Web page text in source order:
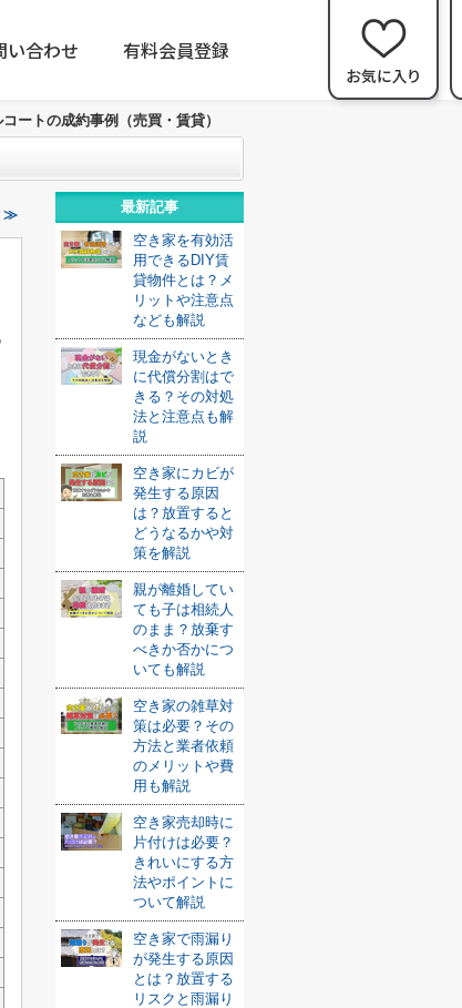
い合わせ 有料会員登録
ートの成約事例（売買・賃貸）
≫
最新記事
空き家を有効活
用できるDIY賃
貸物件とは？メ
リットや注意点
なども解説
現金がないとき
に代償分割はで
きる？その対処
法と注意点も解
説
空き家にカビが
発生する原因
は？放置すると
どうなるかや対
策を解説
親が離婚してい
ても子は相続人
のまま？放棄す
べきか否かにつ
いても解説
空き家の雑草対
策は必要？その
方法と業者依頼
のメリットや費
用も解説
空き家売却時に
片付けは必要？
きれいにする方
法やポイントに
ついて解説
空き家で雨漏り
が発生する原因
とは？放置する
リスクと雨漏り